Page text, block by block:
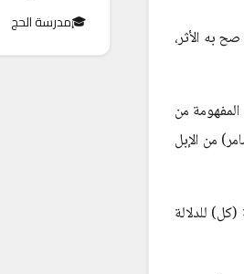
به الأثر،
من
من الإبل
للدلالة
🎓مدرسة الحج